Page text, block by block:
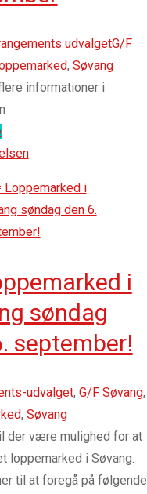
udvalgetG/F
, Søvang
informationer i
i
søndag
september!
udvalget, G/F Søvang,
, Søvang
der være mulighed for at
loppemarked i Søvang.
til at foregå på følgende